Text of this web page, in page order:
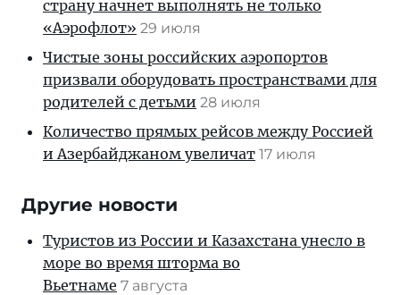
страну начнет выполнять не только
«Аэрофлот» 29 июля
Чистые зоны российских аэропортов
призвали оборудовать пространствами для
родителей с детьми 28 июля
Количество прямых рейсов между Россией
и Азербайджаном увеличат 17 июля
Другие новости
Туристов из России и Казахстана унесло в
море во время шторма во
Вьетнаме 7 августа